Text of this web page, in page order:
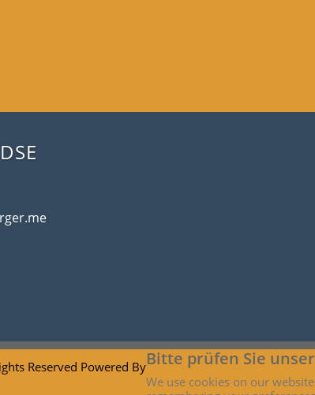
Reserved Powered ByBitte prüfen Sie
We use cookies on our